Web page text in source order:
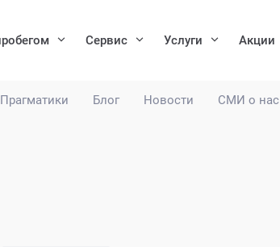
Блог Новости СМИ о нас
Сервис Услуги Акции